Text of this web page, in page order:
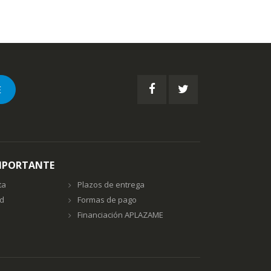
Plazos de entrega
Formas de pago
Financiación APLAZAME